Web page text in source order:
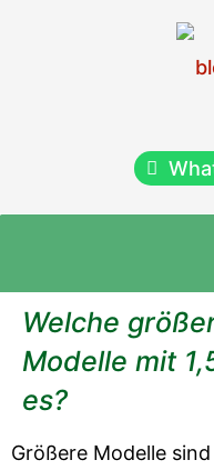
Welche
Modelle mit
es?
Größere Modelle